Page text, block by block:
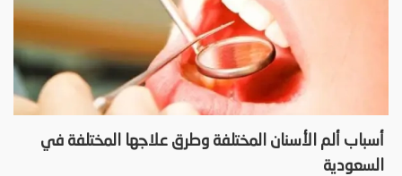
أسباب ألم الأسنان المختلفة وطرق علاجها المختلفة في
السعودية